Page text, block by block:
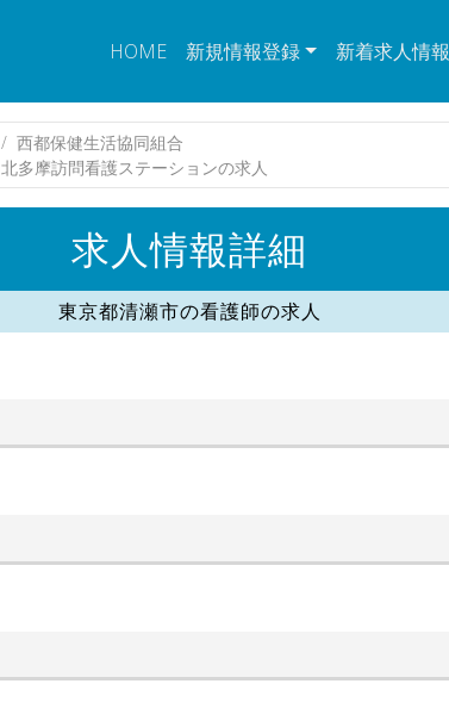
HOME 新規情報登録 新着求人情報
西都保健生活協同組合
北多摩訪問看護ステーションの求人
求人情報詳細
東京都清瀬市の看護師の求人